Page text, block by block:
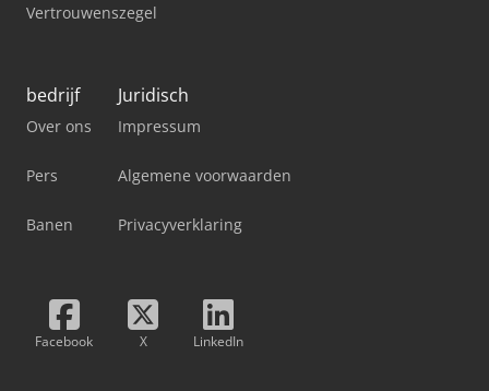
Vertrouwenszegel
bedrijf
Over ons
Pers
Banen
Juridisch
Impressum
Algemene voorwaarden
Privacyverklaring
Facebook X LinkedIn